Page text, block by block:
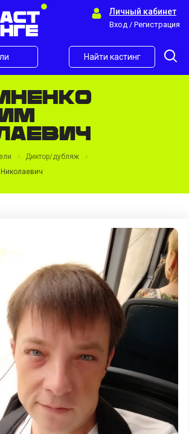
Личный кабинет
Вход / Регистрация
Найти кастинг
Диктор/дубляж